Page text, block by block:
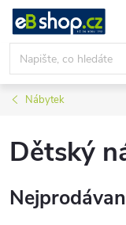
Přejít
obsah
Nábytek
Dětský